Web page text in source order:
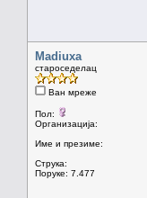
Madiuxa
староседелац
Ван мреже
Пол:
Организација:
Име и презиме:
Струка:
Поруке: 7.477